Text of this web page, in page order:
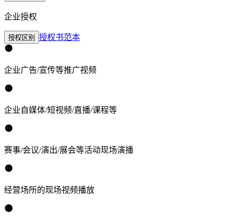
企业授权
授权区别 授权书范本
企业广告/宣传等推广视频
企业自媒体/短视频/直播/课程等
赛事/会议/演出/展会等活动现场演播
经营场所的现场视频播放